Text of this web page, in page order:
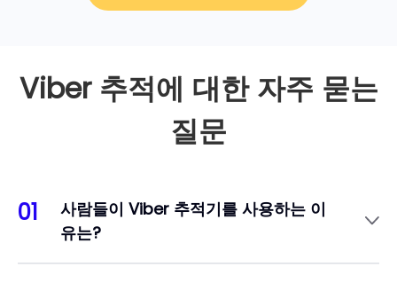
Viber 추적에 대한 자주 묻는
질문
01
사람들이 Viber 추적기를 사용하는 이
유는?